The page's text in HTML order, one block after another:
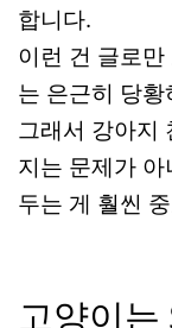
합니다.
이런 건 글로
는 은근히 당
그래서 강아지
지는 문제가
두는 게 훨씬
고양이는